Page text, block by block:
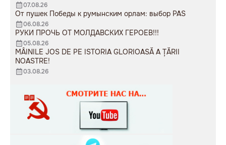
07.08.26
От пушек Победы к румынским орлам: выбор PAS
06.08.26
РУКИ ПРОЧЬ ОТ МОЛДАВСКИХ ГЕРОЕВ!!!
05.08.26
MÂINILE JOS DE PE ISTORIA GLORIOASĂ A ȚĂRII
NOASTRE!
03.08.26